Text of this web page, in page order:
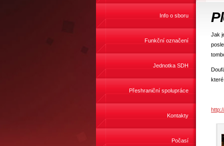
Info o sboru
Funkční označení
Jednotka SDH
Přeshraniční spolupráce
Kontakty
Počasí
Jak
které